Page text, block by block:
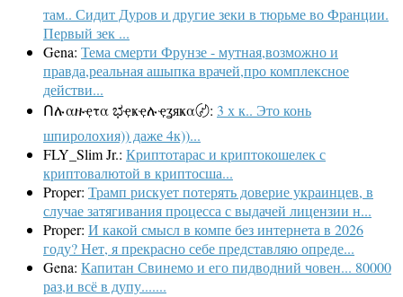
там.. Сидит Дуров и другие зеки в тюрьме во Франции.
Первый зек ...
Gena: Тема смерти Фрунзе - мутная,возможно и
правда,реальная ашыпка врачей,про комплексное
действи...
Ոሉαዙҿτα ಭҿҝҿሉҿʓяҝα〄: 3 х к.. Это конь
шпиролохия)) даже 4к))...
FLY_Slim Jr.: Криптотарас и криптокошелек с
криптовалютой в криптосша...
Proper: Трамп рискует потерять доверие украинцев, в
случае затягивания процесса с выдачей лицензии н...
Proper: И какой смысл в компе без интернета в 2026
году? Нет, я прекрасно себе представляю опреде...
Gena: Капитан Свинемо и его пидводний човен... 80000
раз,и всё в дупу.......